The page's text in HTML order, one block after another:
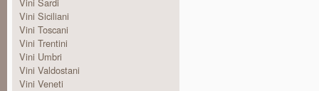
Vini Siciliani
Vini Toscani
Vini Trentini
Vini Umbri
Vini Valdostani
Vini Veneti